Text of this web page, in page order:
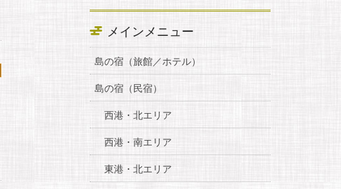
メインメニュー
島の宿（旅館／ホテル）
島の宿（民宿）
西港・北エリア
西港・南エリア
東港・北エリア